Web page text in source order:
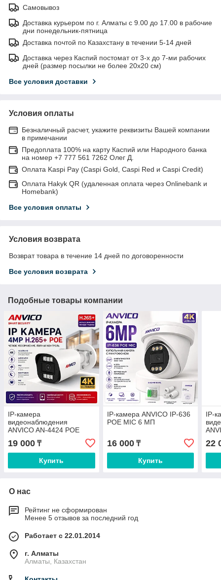
Самовывоз
Доставка курьером по г. Алматы с 9.00 до 17.00 в рабочие
дни понедельник-пятница
Доставка почтой по Казахстану в течении 5-14 дней
Доставка через Каспий постомат от 3-х до 7-ми рабочих
дней (размер посылки не более 20х20 см)
Все условия доставки
Условия оплаты
Безналичный расчет, укажите реквизиты Вашей компании
в примечании
Предоплата 100% на карту Каспий или Народного банка
на номер +7 777 561 7262 Олег Д.
Оплата Kaspi Pay (Caspi Gold, Caspi Red и Caspi Credit)
Оплата Hakyk QR (удаленная оплата через Onlinebank и
Homebank)
Все условия оплаты
Условия возврата
Возврат товара в течение 14 дней по договоренности
Все условия возврата
Подобные товары компании
IP-камера
видеонаблюдения
ANVICO AN-4424 POE
19 000 ₸
Купить
IP-камера ANVICO IP-636
POE MIC 6 МП
16 000₸
Купить
IP-
22
О нас
Рейтинг не сформирован
Менее 5 отзывов за последний год
Работает с 22.01.2014
г. Алматы
Алматы, Казахстан